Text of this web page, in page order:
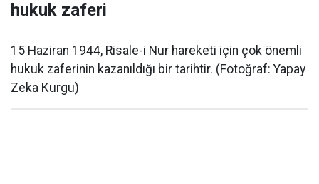
hukuk zaferi
15 Haziran 1944, Risale-i Nur hareketi için çok önemli
hukuk zaferinin kazanıldığı bir tarihtir. (Fotoğraf: Yapay
Zeka Kurgu)